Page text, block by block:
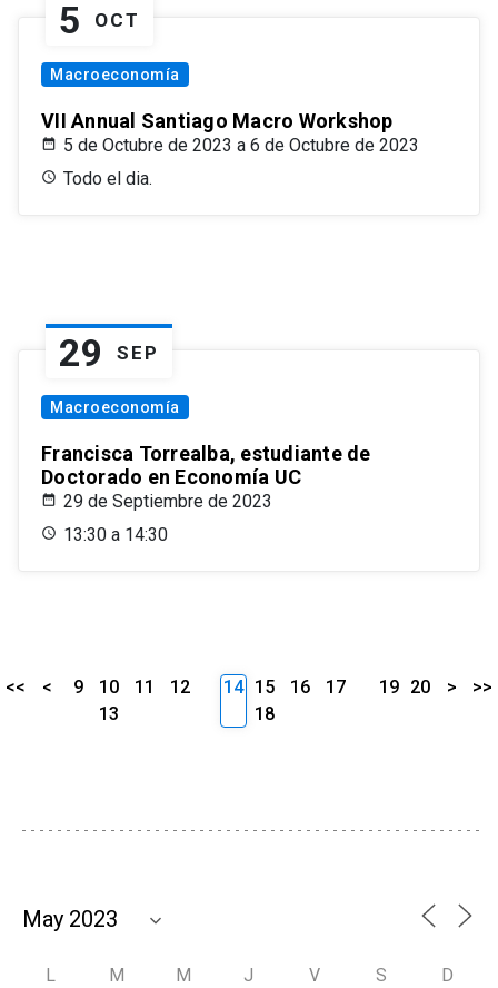
5 OCT
Macroeconomía
VII Annual Santiago Macro Workshop
5 de Octubre de 2023 a 6 de Octubre de 2023
Todo el dia.
29 SEP
Macroeconomía
Francisca Torrealba, estudiante de
Doctorado en Economía UC
29 de Septiembre de 2023
13:30 a 14:30
<< < 9 10 11
12
13
14 15 16
17
18
19 20 > >>
L M M J V S D